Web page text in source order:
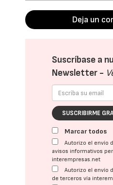
Deja un
Suscríbase a
Newsletter -
SUSCRIBIRME
Marcar todos
Autorizo el envío
avisos informativos
interempresas.net
Autorizo el envío
de terceros vía